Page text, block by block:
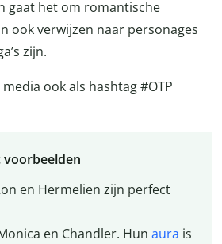
gaat het om romantische
ook verwijzen naar personages
zijn.
ook als hashtag #OTP
voorbeelden
en Hermelien zijn perfect
en Chandler. Hun aura is